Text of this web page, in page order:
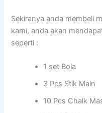
Sekiranya anda membeli
kami, anda akan
seperti :
1 set Bola
3 Pcs Stik Main
10 Pcs Chalk